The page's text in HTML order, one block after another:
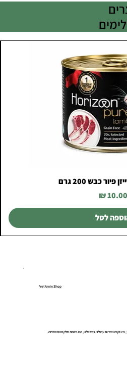
מחיר
לסל
VetAmin Shop
פינוקים ושירות עם לב. כי אצלנו, הם באמת חלק מהמשפחה.